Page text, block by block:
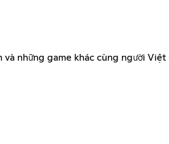
những game khác cùng người Việt